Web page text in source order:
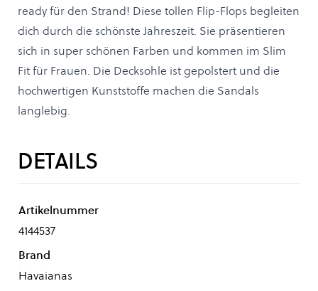
ready für den Strand! Diese tollen Flip-Flops begleiten
dich durch die schönste Jahreszeit. Sie präsentieren
sich in super schönen Farben und kommen im Slim
Fit für Frauen. Die Decksohle ist gepolstert und die
hochwertigen Kunststoffe machen die Sandals
langlebig.
DETAILS
Artikelnummer
4144537
Brand
Havaianas